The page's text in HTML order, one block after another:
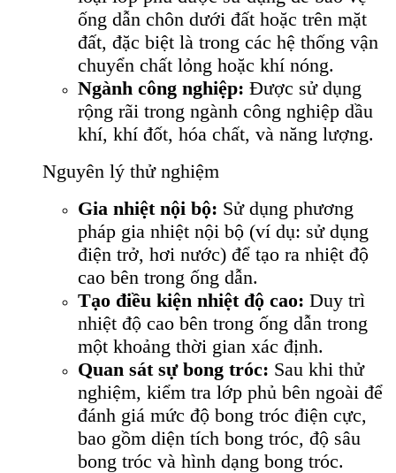
ống dẫn chôn dưới đất hoặc trên mặt
đất, đặc biệt là trong các hệ thống vận
chuyển chất lỏng hoặc khí nóng.
Ngành công nghiệp: Được sử dụng
rộng rãi trong ngành công nghiệp dầu
khí, khí đốt, hóa chất, và năng lượng.
Nguyên lý thử nghiệm
Gia nhiệt nội bộ: Sử dụng phương
pháp gia nhiệt nội bộ (ví dụ: sử dụng
điện trở, hơi nước) để tạo ra nhiệt độ
cao bên trong ống dẫn.
Tạo điều kiện nhiệt độ cao: Duy trì
nhiệt độ cao bên trong ống dẫn trong
một khoảng thời gian xác định.
Quan sát sự bong tróc: Sau khi thử
nghiệm, kiểm tra lớp phủ bên ngoài để
đánh giá mức độ bong tróc điện cực,
bao gồm diện tích bong tróc, độ sâu
bong tróc và hình dạng bong tróc.